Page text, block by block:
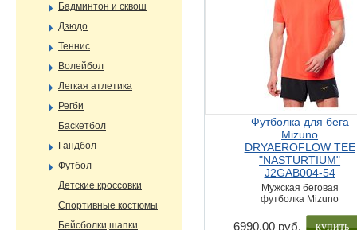
Футболка для бега
Mizuno
DRYAEROFLOW TEE
"NASTURTIUM"
J2GAB004-54
Мужская беговая
футболка Mizuno
6990,00 руб. купить
Бадминтон и сквош
Дзюдо
Теннис
Волейбол
Легкая атлетика
Регби
Баскетбол
Гандбол
Футбол
Детские кроссовки
Спортивные костюмы
Бейсболки,шапки